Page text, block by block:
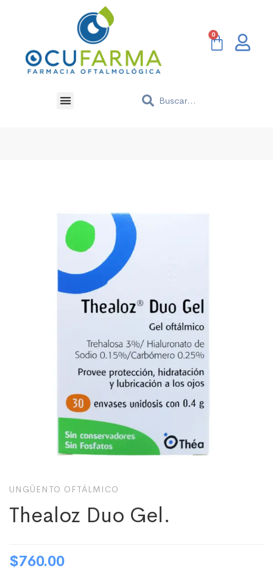
UNGÜENTO OFTÁLMICO
Thealoz Duo Gel.
$760.00